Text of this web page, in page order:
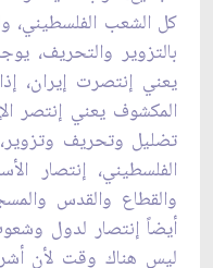
كل الشعب الفلسطيني،
‏بالتزوير والتحريف،
يعني إنتصرت إيران،
المكشوف يعني إنتصر
تضليل وتحريف
الفلسطيني، إنتصار
والقطاع ‏والقدس
أيضاً إنتصار لدول
ليس ‏هناك وقت لأن